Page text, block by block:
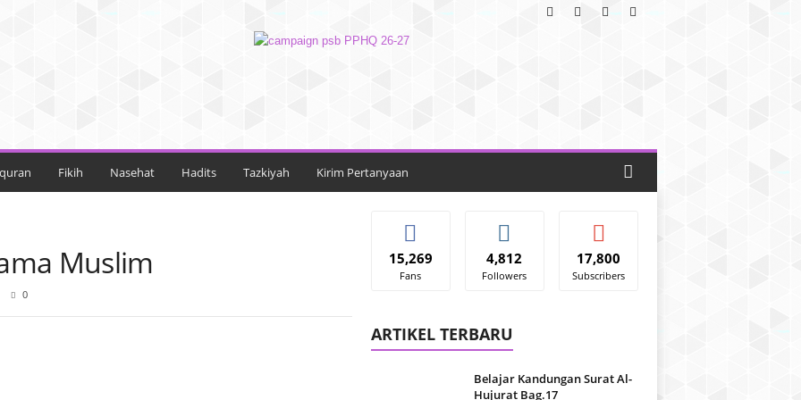
Fikih Nasehat Hadits Tazkiyah Kirim Pertanyaan
Muslim
0
15,269
Fans
4,812
Followers
17,800
Subscribers
ARTIKEL TERBARU
Belajar Kandungan Surat Al-
Hujurat Bag.17